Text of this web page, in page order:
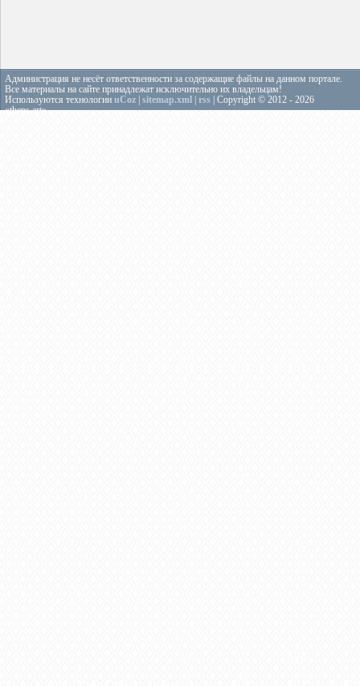
Администрация не несёт ответственности за содержащие файлы на данном портале.
Все материалы на сайте принадлежат исключительно их владельцам!
Используются технологии uCoz sitemap.xml rss | Copyright © 2012 - 2026
«theps.art»